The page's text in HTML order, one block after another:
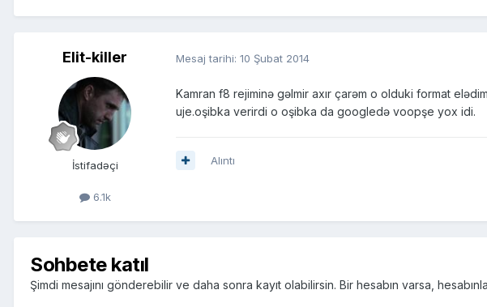
Elit-killer
İstifadəçi
6.1k
Mesaj tarihi: 10 Şubat 2014
Kamran f8 rejiminə gəlmir axır çarəm o olduki format
uje.oşibka verirdi o oşibka da googledə voopşe yox idi.
Alıntı
Sohbete katıl
Şimdi mesajını gönderebilir ve daha sonra kayıt olabilirsin. Bir hesabın varsa,